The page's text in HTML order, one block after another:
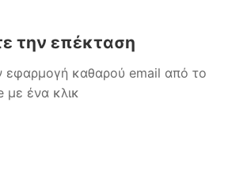
την επέκταση
εφαρμογή καθαρού email από το
με ένα κλικ